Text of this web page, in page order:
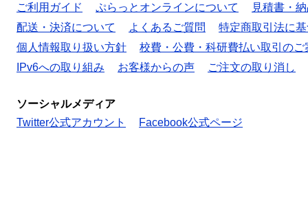
ご利用ガイド
ぷらっとオンラインについて
見積書・
配送・決済について
よくあるご質問
特定商取引法に
個人情報取り扱い方針
校費・公費・科研費払い取引のご
IPv6への取り組み
お客様からの声 ご注文の取り消し
ソーシャルメディア
Twitter公式アカウント
Facebook公式ページ